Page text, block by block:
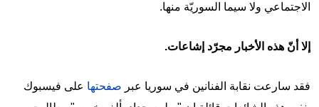
الاجتماعي ولا سيما السوريّة منها.
إلا أنّ هذه الأخبار مجرّد إشاعات.
فقد سارعت نقابة الفنانين في سوريا عبر صفحتها على فيسبوك